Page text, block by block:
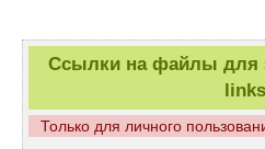
Ссылки на файлы для
links
Только для личного